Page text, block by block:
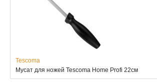
Tescoma
Мусат для ножей Tescoma Home Profi 22см